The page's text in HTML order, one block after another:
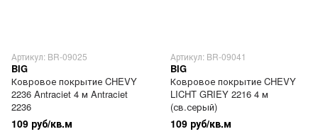
Артикул: BR-09025
BIG
Ковровое покрытие CHEVY
2236 Antraciet 4 м Antraciet
2236
109 руб/кв.м
Артикул: BR-09041
BIG
Ковровое покрытие CHEVY
LICHT GRIEY 2216 4 м
(св.серый)
109 руб/кв.м